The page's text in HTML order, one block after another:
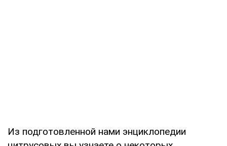
Из подготовленной нами энциклопедии